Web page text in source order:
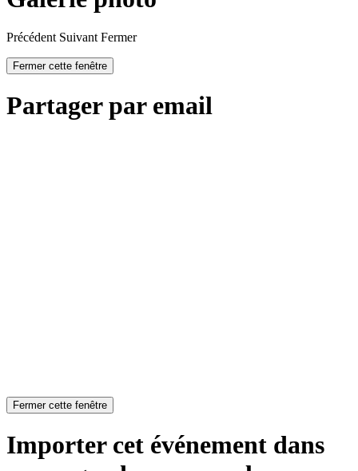
Précédent Suivant Fermer
Fermer cette fenêtre
Partager par email
Fermer cette fenêtre
Importer cet événement dans